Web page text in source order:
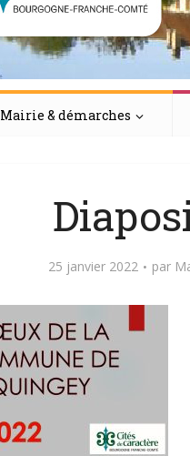
Mairie & démarches
25 janvier 2022 par